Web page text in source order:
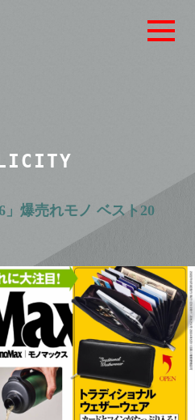
爆売れモノ ベスト20